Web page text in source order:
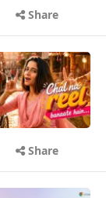
Share
Share